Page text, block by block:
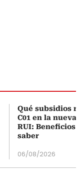
Qué subsidios
C01 en la nueva
RUI: Beneficios
saber
06/08/2026